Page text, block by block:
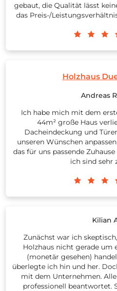
gebaut, die Qualität lässt
das Preis-/
Holzhaus
Andreas
Ich habe mich mit dem
44m² große Haus
Dacheindeckung und
unseren Wünschen
das für uns passende
ich sind sehr
Kilian
Zunächst war ich
Holzhaus nicht gerade um
(monetär gesehen)
überlegte ich hin und her.
mit dem Unternehmen.
professionell beantwortet.